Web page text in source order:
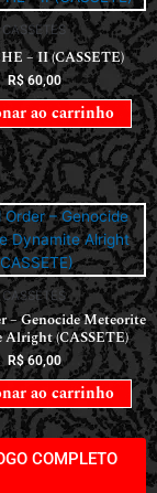
CASSETES
– II (CASSETE)
R$60,00
ao carrinho
CASSETES
– Genocide Meteorite
Alright (CASSETE)
R$60,00
ao carrinho
COMPLETO